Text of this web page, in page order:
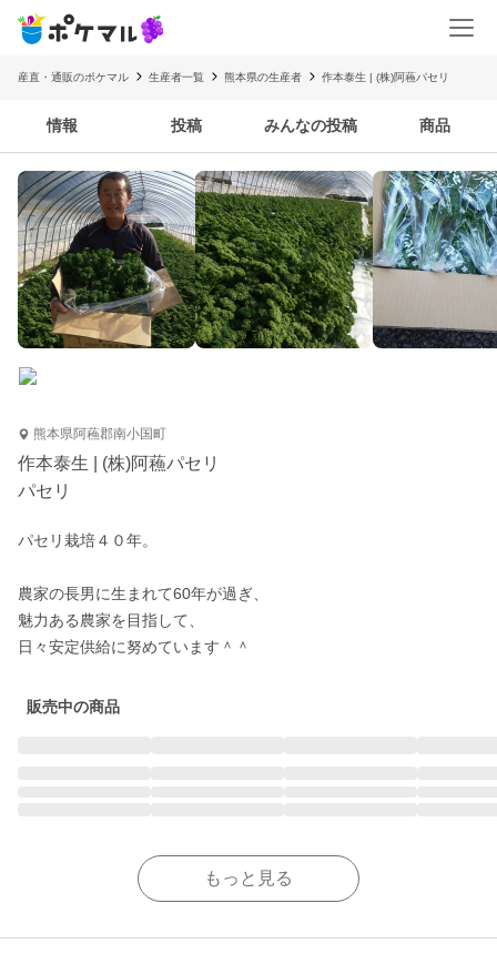
産直・通販のポケマル 生産者一覧 熊本県の生産者 作本泰生 | (株)阿蘓パセリ
情報 投稿 みんなの投稿 商品
熊本県阿蘓郡南小国町
作本泰生 | (株)阿蘓パセリ
パセリ
パセリ栽培４０年。
農家の長男に生まれて60年が過ぎ、
魅力ある農家を目指して、
日々安定供給に努めています＾＾
販売中の商品
もっと見る